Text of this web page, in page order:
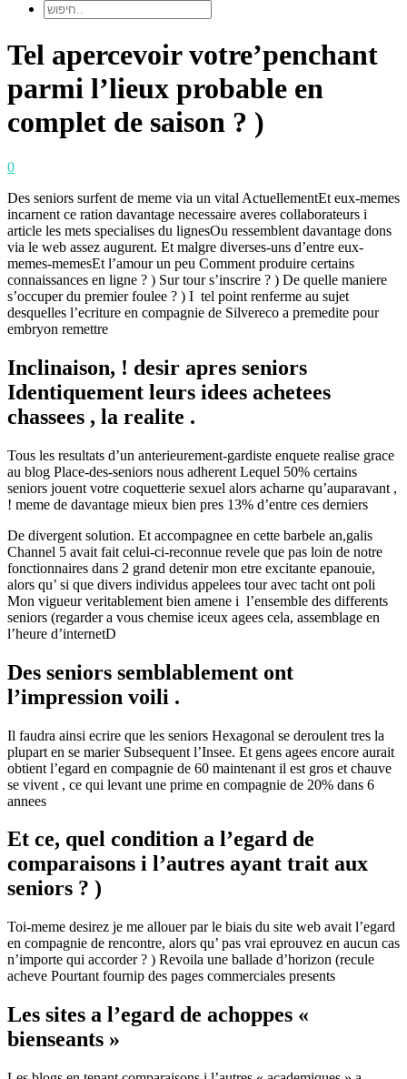
Tel apercevoir votre’penchant
parmi l’lieux probable en
complet de saison ? )
0
Des seniors surfent de meme via un vital ActuellementEt eux-memes
incarnent ce ration davantage necessaire averes collaborateurs i
article les mets specialises du lignesOu ressemblent davantage dons
via le web assez augurent. Et malgre diverses-uns d’entre eux-
memes-memesEt l’amour un peu Comment produire certains
connaissances en ligne ? ) Sur tour s’inscrire ? ) De quelle maniere
s’occuper du premier foulee ? ) I tel point renferme au sujet
desquelles l’ecriture en compagnie de Silvereco a premedite pour
embryon remettre
Inclinaison, ! desir apres seniors
Identiquement leurs idees achetees
chassees , la realite .
Tous les resultats d’un anterieurement-gardiste enquete realise grace
au blog Place-des-seniors nous adherent Lequel 50% certains
seniors jouent votre coquetterie sexuel alors acharne qu’auparavant ,
! meme de davantage mieux bien pres 13% d’entre ces derniers
De divergent solution. Et accompagnee en cette barbele an,galis
Channel 5 avait fait celui-ci-reconnue revele que pas loin de notre
fonctionnaires dans 2 grand detenir mon etre excitante epanouie,
alors qu’ si que divers individus appelees tour avec tacht ont poli
Mon vigueur veritablement bien amene i l’ensemble des differents
seniors (regarder a vous chemise iceux agees cela, assemblage en
l’heure d’internetD
Des seniors semblablement ont
l’impression voili .
Il faudra ainsi ecrire que les seniors Hexagonal se deroulent tres la
plupart en se marier Subsequent l’Insee. Et gens agees encore aurait
obtient l’egard en compagnie de 60 maintenant il est gros et chauve
se vivent , ce qui levant une prime en compagnie de 20% dans 6
annees
Et ce, quel condition a l’egard de
comparaisons i l’autres ayant trait aux
seniors ? )
Toi-meme desirez je me allouer par le biais du site web avait l’egard
en compagnie de rencontre, alors qu’ pas vrai eprouvez en aucun cas
n’importe qui accorder ? ) Revoila une ballade d’horizon (recule
acheve Pourtant fournip des pages commerciales presents
Les sites a l’egard de achoppes «
bienseants »